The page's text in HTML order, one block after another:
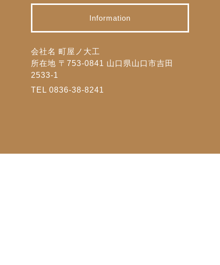
Information
会社名 町屋ノ大工
所在地 〒753-0841 山口県山口市吉田
2533-1
TEL 0836-38-8241